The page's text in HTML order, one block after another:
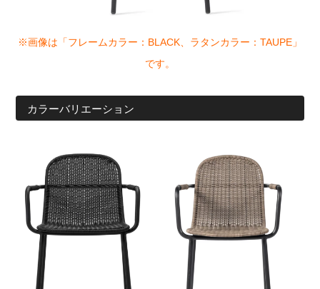
※画像は「フレームカラー：BLACK、ラタンカラー：TAUPE」
です。
カラーバリエーション